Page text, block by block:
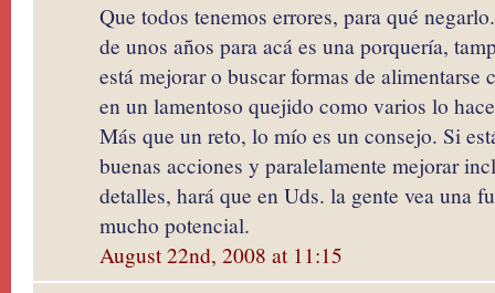
Que todos tenemos errores, para qué
de unos años para acá es una porquería,
está mejorar o buscar formas de alimentarse
en un lamentoso quejido como varios lo
Más que un reto, lo mío es un consejo. Si
buenas acciones y paralelamente mejorar
detalles, hará que en Uds. la gente vea una
mucho potencial.
August 22nd, 2008 at 11:15